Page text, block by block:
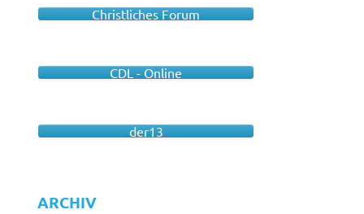
Christliches Forum
CDL - Online
der13
ARCHIV